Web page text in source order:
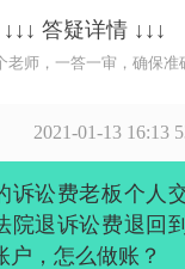
↓↓↓ 答疑详情 ↓↓↓
老师，一答一审，确保准
2021-01-13 16:13
诉讼费老板个人
院退诉讼费退回
户，怎么做账？